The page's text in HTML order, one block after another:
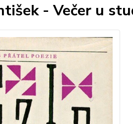
- Večer u